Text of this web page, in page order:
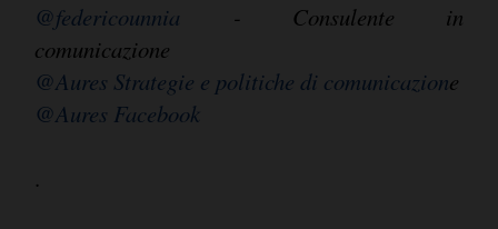
@federicounnia - Consulente in
comunicazione
@Aures Strategie e politiche di comunicazione
@Aures Facebook
.